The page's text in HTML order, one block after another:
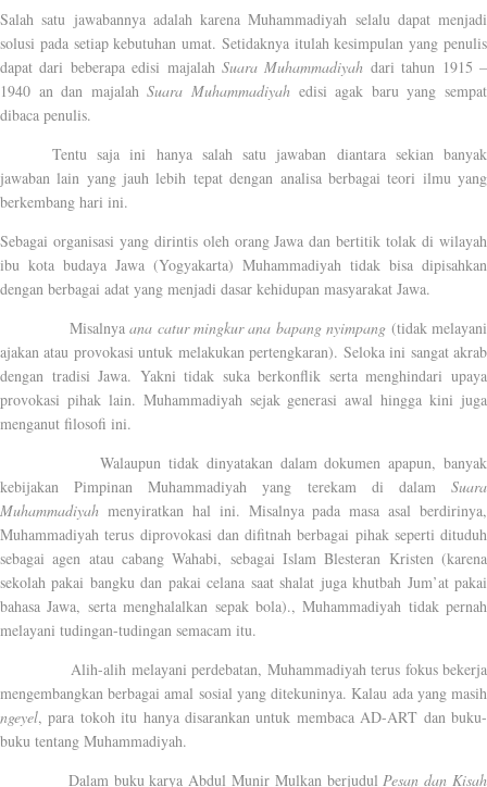
Salah satu jawabannya adalah karena Muhammadiyah selalu dapat menjadi
solusi pada setiap kebutuhan umat. Setidaknya itulah kesimpulan yang penulis
dapat dari beberapa edisi majalah Suara Muhammadiyah dari tahun 1915 –
1940 an dan majalahSuara Muhammadiyah edisi agak baru yang sempat
dibaca penulis.
Tentu saja ini hanya salah satu jawaban diantara sekian banyak
jawaban lain yang jauh lebih tepat dengan analisa berbagai teori ilmu yang
berkembang hari ini.
Sebagai organisasi yang dirintis oleh orang Jawa dan bertitik tolak di wilayah
ibu kota budaya Jawa (Yogyakarta) Muhammadiyah tidak bisa dipisahkan
dengan berbagai adat yang menjadi dasar kehidupan masyarakat Jawa.
Misalnyaana catur mingkur ana bapang nyimpang (tidak melayani
ajakan atau provokasi untuk melakukan pertengkaran). Seloka ini sangat akrab
dengan tradisi Jawa. Yakni tidak suka berkonflik serta menghindari upaya
provokasi pihak lain. Muhammadiyah sejak generasi awal hingga kini juga
menganut filosofi ini.
Walaupun tidak dinyatakan dalam dokumen apapun, banyak
kebijakan Pimpinan Muhammadiyah yang terekam di dalam Suara
Muhammadiyah menyiratkan hal ini. Misalnya pada masa asal berdirinya,
Muhammadiyah terus diprovokasi dan difitnah berbagai pihak seperti dituduh
sebagai agen atau cabang Wahabi, sebagai Islam Blesteran Kristen (karena
sekolah pakai bangku dan pakai celana saat shalat juga khutbah Jum’at pakai
bahasa Jawa, serta menghalalkan sepak bola)., Muhammadiyah tidak pernah
melayani tudingan-tudingan semacam itu.
Alih-alih melayani perdebatan, Muhammadiyah terus fokus bekerja
mengembangkan berbagai amal sosial yang ditekuninya. Kalau ada yang masih
ngeyel, para tokoh itu hanya disarankan untuk membaca AD-ART dan buku-
buku tentang Muhammadiyah.
Dalam buku karya Abdul Munir Mulkan berjudul Pesan dan Kisah